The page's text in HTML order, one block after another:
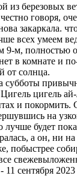
из березовых
говоря,
закаркала.
лучше
м, полностью
в комнате и
от солнца.
субботы
цигель
и покормить.
на
лучше будет
а он, ни
побыстрее
- 11 сентября